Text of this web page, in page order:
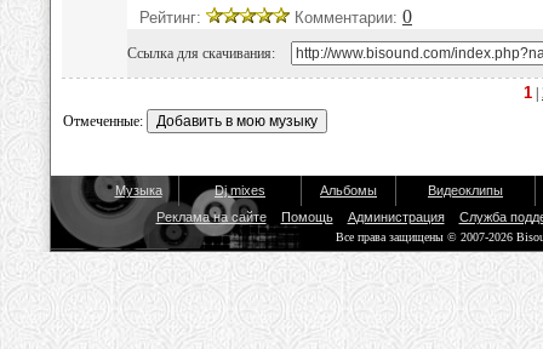
Рейтинг:
Комментарии: 0
Ссылка для скачивания:
1
Отмеченные:
Музыка Dj mixes Альбомы
Видеоклипы
Реклама на сайте
Помощь Администрация Служба
Все права защищены © 2007-2026